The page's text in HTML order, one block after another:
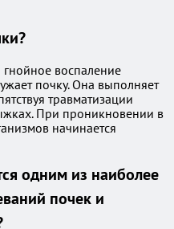
гнойное воспаление
почку. Она выполняет
травматизации
При проникновении в
начинается
одним из наиболее
почек и